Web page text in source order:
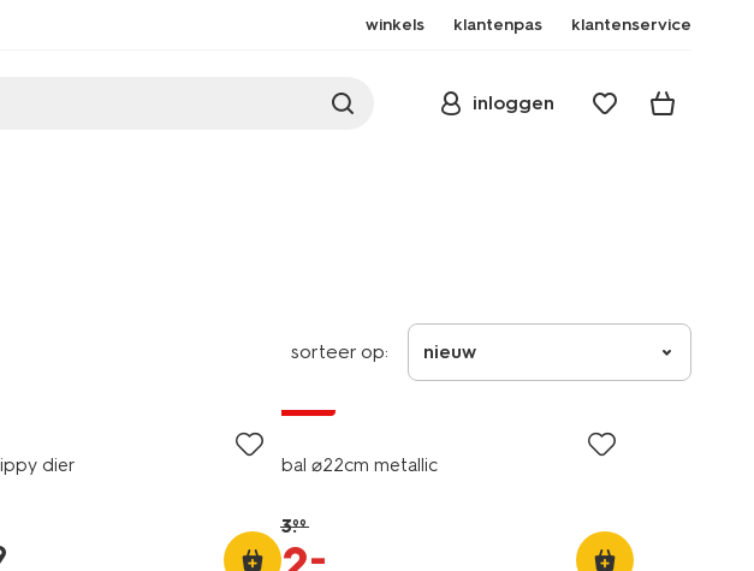
winkels klantenpas klantenservice
inloggen
sorteer op: nieuw
dier bal ⌀22cm metallic
3.99
–